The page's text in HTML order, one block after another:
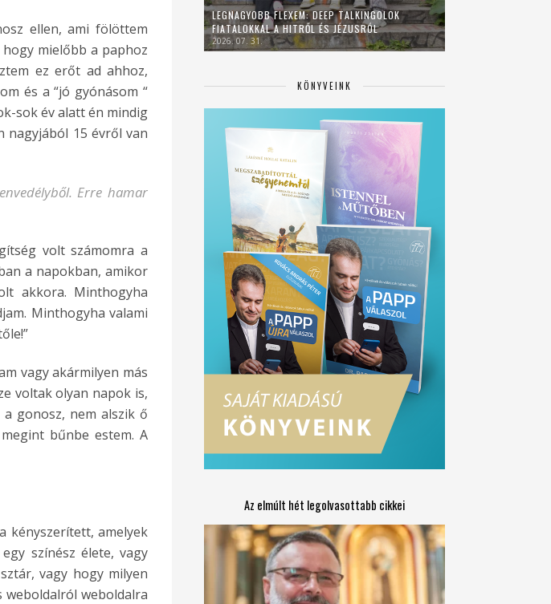
ellen, ami fölöttem
mielőbb a paphoz
ez erőt ad ahhoz,
és a “jó gyónásom “
sok év alatt én mindig
nagyjából 15 évről van
Erre hamar
volt számomra a
a napokban, amikor
akkora. Minthogyha
Minthogyha valami
vagy akármilyen más
voltak olyan napok is,
gonosz, nem alszik ő
bűnbe estem. A
kényszerített, amelyek
színész élete, vagy
vagy hogy milyen
weboldalról weboldalra
LEGNAGYOBB FLEXEM: DEEP TALKINGOLOK
FIATALOKKAL A HITRŐL ÉS JÉZUSRÓL
2026. 07. 31.
KÖNYVEINK
Az elmúlt hét legolvasottabb cikkei